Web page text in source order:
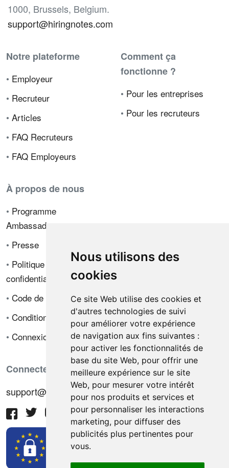
Nous utilisons des
cookies
Ce site Web utilise des cookies et
d'autres technologies de suivi
pour améliorer votre expérience
de navigation aux fins suivantes :
pour activer les fonctionnalités de
base du site Web, pour offrir une
meilleure expérience sur le site
Web, pour mesurer votre intérêt
pour nos produits et services et
pour personnaliser les interactions
marketing, pour diffuser des
publicités plus pertinentes pour
vous.
1000, Brussels, Belgium.
support@hiringnotes.com
Notre plateforme
• Employeur
• Recruteur
• Articles
• FAQ Recruteurs
• FAQ Employeurs
Comment ça
fonctionne ?
• Pour les entreprises
• Pour les recruteurs
À propos de nous
• Programme
Ambassadeur
• Presse
• Politique de
confidentialité
• Code de déontologie
• Conditions de vente
• Connexion
Connectez-vous avec nous
support@hiringnotes.com